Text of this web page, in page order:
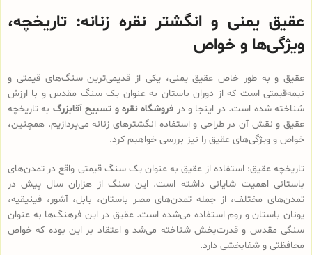
عقیق یمنی و انگشتر نقره زنانه: تاریخچه،
ویژگی‌ها و خواص
عقیق و به طور خاص عقیق یمنی، یکی از قدیمی‌ترین سنگ‌های قیمتی و
نیمه‌قیمتی است که از دوران باستان به عنوان یک سنگ مقدس و با ارزش
شناخته شده است. در اینجا و در فروشگاه نقره و تسبیح آقابزرگ به تاریخچه
عقیق و نقش آن در طراحی و استفاده انگشترهای زنانه می‌پردازیم. همچنین،
خواص و ویژگی‌های عقیق را نیز بررسی خواهیم کرد.
تاریخچه عقیق: استفاده از عقیق به عنوان یک سنگ قیمتی واقع در تمدن‌های
باستانی اهمیت شایانی داشته است. این سنگ از هزاران سال پیش در
تمدن‌های مختلف، از جمله تمدن‌های مصر باستان، بابل، آشور، فینیقیه،
یونان باستان و روم استفاده می‌شده است. عقیق در این فرهنگ‌ها به عنوان
سنگی مقدس و قدرت‌بخش شناخته می‌شد و اعتقاد بر این بوده که خواص
محافظتی و شفابخشی دارد.